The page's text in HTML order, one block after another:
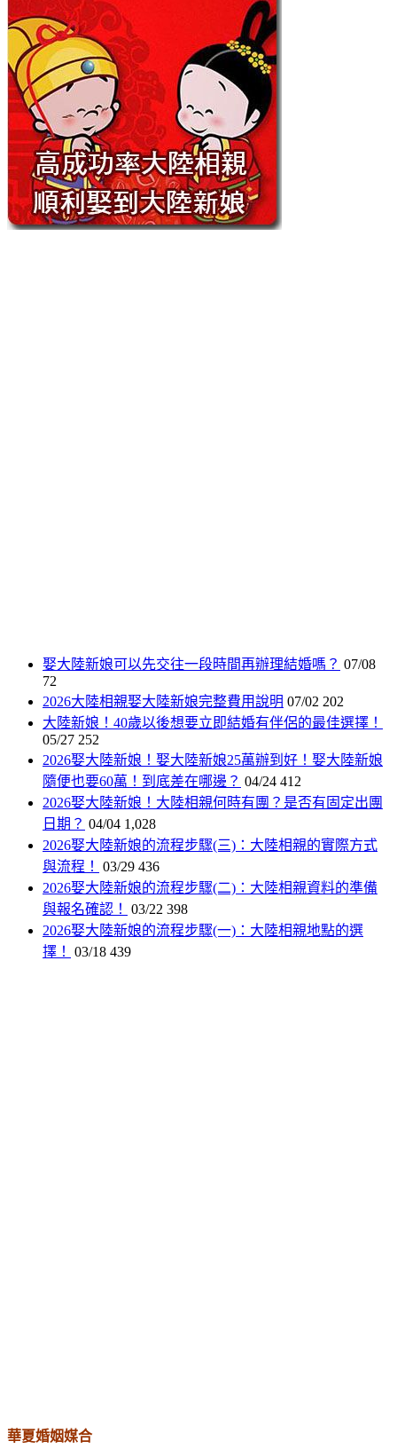
娶大陸新娘可以先交往一段時間再辦理結婚嗎？ 07/08
72
2026大陸相親娶大陸新娘完整費用說明 07/02 202
大陸新娘！40歲以後想要立即結婚有伴侶的最佳選擇！
05/27 252
2026娶大陸新娘！娶大陸新娘25萬辦到好！娶大陸新娘
隨便也要60萬！到底差在哪邊？ 04/24 412
2026娶大陸新娘！大陸相親何時有團？是否有固定出團
日期？ 04/04 1,028
2026娶大陸新娘的流程步驟(三)：大陸相親的實際方式
與流程！
03/29 436
2026娶大陸新娘的流程步驟(二)：大陸相親資料的準備
與報名確認！
03/22 398
2026娶大陸新娘的流程步驟(一)：大陸相親地點的選
擇！
03/18 439
華夏婚姻媒合